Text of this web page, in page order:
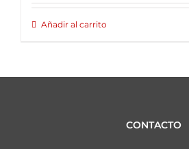
Añadir al carrito
CONTACTO